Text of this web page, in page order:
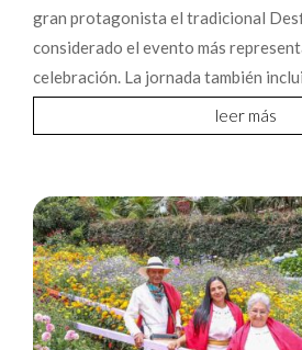
gran protagonista el tradicional
considerado el evento más
celebración. La jornada también
leer más